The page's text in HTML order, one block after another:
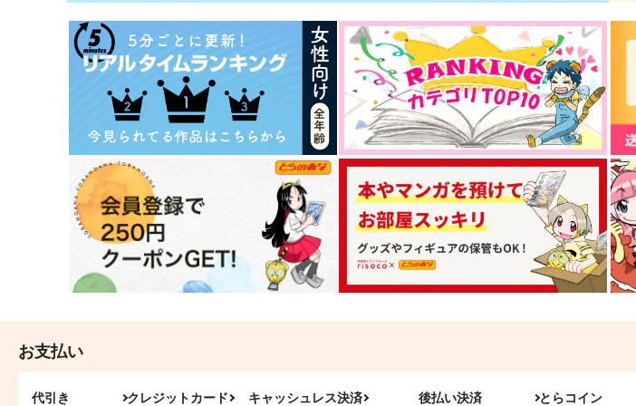
お支払い
代引き クレジットカード キャッシュレス決済 後払い決済 とらコイン